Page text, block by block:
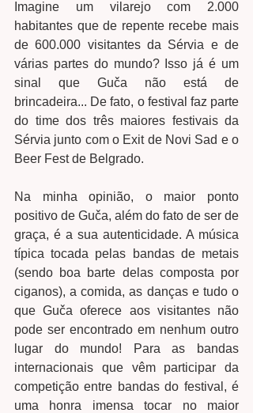
Imagine um vilarejo com 2.000
habitantes que de repente recebe mais
de 600.000 visitantes da Sérvia e de
várias partes do mundo? Isso já é um
sinal que Guča não está de
brincadeira... De fato, o festival faz parte
do time dos três maiores festivais da
Sérvia junto com o Exit de Novi Sad e o
Beer Fest de Belgrado.
Na minha opinião, o maior ponto
positivo de Guča, além do fato de ser de
graça, é a sua autenticidade. A música
típica tocada pelas bandas de metais
(sendo boa barte delas composta por
ciganos), a comida, as danças e tudo o
que Guča oferece aos visitantes não
pode ser encontrado em nenhum outro
lugar do mundo! Para as bandas
internacionais que vêm participar da
competição entre bandas do festival, é
uma honra imensa tocar no maior